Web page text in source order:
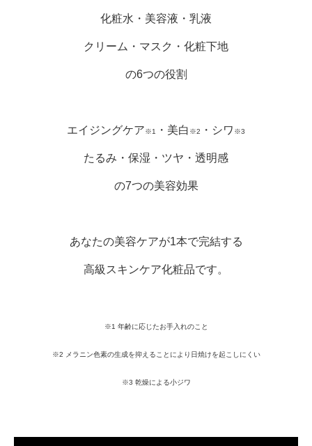
化粧水・美容液・乳液
クリーム・マスク・化粧下地
の6つの役割
エイジングケア※1 ・美白 ※2 ・シワ ※3
たるみ・保湿・ツヤ・透明感
の7つの美容効果
あなたの美容ケアが1本で完結する
高級スキンケア化粧品です。
※1 年齢に応じたお手入れのこと
※2 メラニン色素の生成を抑えることにより日焼けを起こしにくい
※3 乾燥による小ジワ